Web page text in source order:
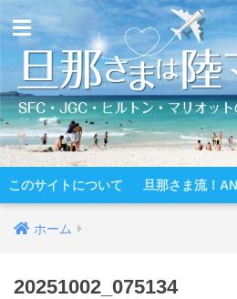
このサイトについて 旦那さま流！
ホーム
20251002_075134